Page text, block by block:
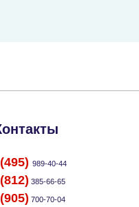
(495) 989-40-44
(812) 385-66-65
(905) 700-70-04